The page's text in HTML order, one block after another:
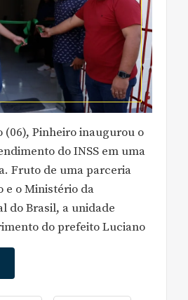
(06), Pinheiro inaugurou o
do INSS em uma
Fruto de uma parceria
e o Ministério da
do Brasil, a unidade
do prefeito Luciano